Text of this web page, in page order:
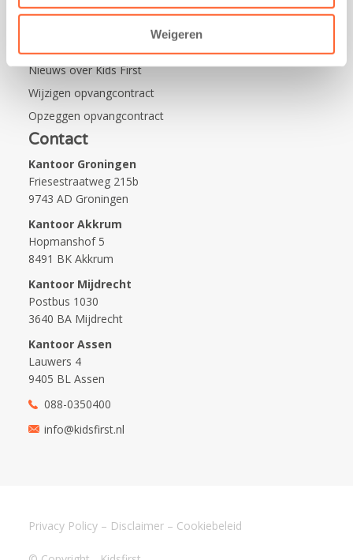
Weigeren
Nieuws over Kids First
Wijzigen opvangcontract
Opzeggen opvangcontract
Contact
Kantoor Groningen
Friesestraatweg 215b
9743 AD Groningen
Kantoor Akkrum
Hopmanshof 5
8491 BK Akkrum
Kantoor Mijdrecht
Postbus 1030
3640 BA Mijdrecht
Kantoor Assen
Lauwers 4
9405 BL Assen
088-0350400
info@kidsfirst.nl
Privacy Policy – Disclaimer – Cookiebeleid